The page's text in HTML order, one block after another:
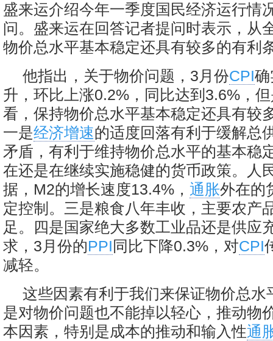
盛来运介绍今年一季度国民经济运行情
问。盛来运在回答记者提问时表示，从
物价总水平基本稳定还具有较多的有利
他指出，关于物价问题，3月份CPI
升，环比上涨0.2%，同比达到3.6%，
看，保持物价总水平基本稳定还具有较
一是经济增速的适度回落有利于缓解总
矛盾，有利于维持物价总水平的基本稳
在还是在继续实施稳健的货币政策。人
据，M2的增长速度13.4%， 通胀外在的
定控制。三是粮食八年丰收，主要农产
足。四是国家绝大多数工业品还是供应
求，3月份的PPI 同比下降0.3%，对CPI
减轻。
这些因素有利于我们来保证物价总水
是对物价问题也不能掉以轻心，推动物
本因素，特别是成本的推动和输入性通